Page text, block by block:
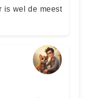
is wel de meest